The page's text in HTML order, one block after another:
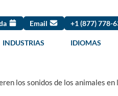
Email +1 (877) 778-
INDUSTRIAS IDIOMAS
los sonidos de los animales